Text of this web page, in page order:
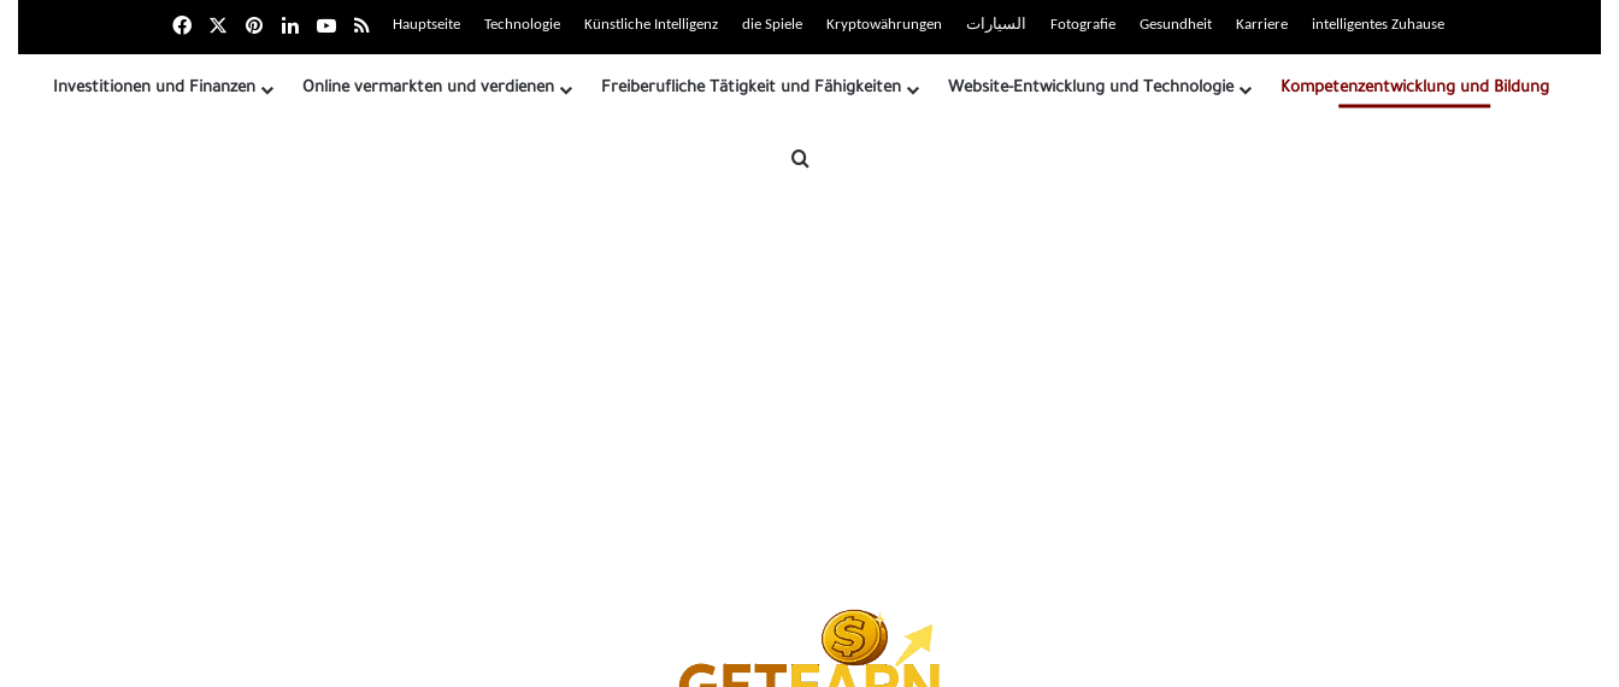
Facebookبينتيريست
LinkedInYoutubeZusammenfassung der RSS-Site
Hauptseite Technologie Künstliche Intelligenz die Spiele Kryptowährungen السيارات Fotografie Gesundheit Karriere intelligentes Zuhause
Investitionen und Finanzen Online vermarkten und verdienen Freiberufliche Tätigkeit und Fähigkeiten Website-Entwicklung und Technologie Kompetenzentwicklung und Bildung